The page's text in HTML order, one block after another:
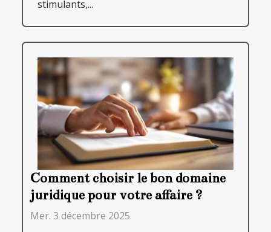
stimulants,...
Comment choisir le bon domaine
juridique pour votre affaire ?
Mer. 3 décembre 2025